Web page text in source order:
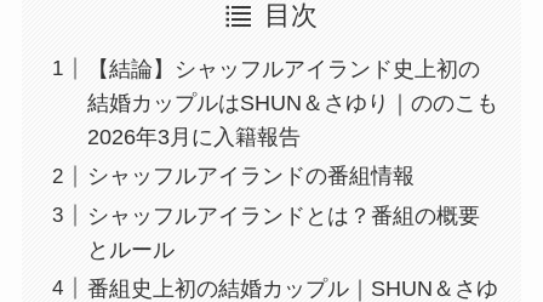
目次
【結論】シャッフルアイランド史上初の
結婚カップルはSHUN＆さゆり｜ののこも
2026年3月に入籍報告
シャッフルアイランドの番組情報
シャッフルアイランドとは？番組の概要
とルール
番組史上初の結婚カップル｜SHUN＆さゆ